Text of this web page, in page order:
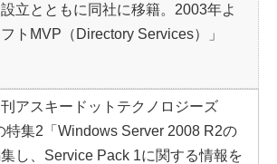
立とともに同社に移籍。2003年よ
トMVP（Directory Services）」
アスキードットテクノロジーズ
特集2「Windows Server 2008 R2の
し、Service Pack 1に関する情報を